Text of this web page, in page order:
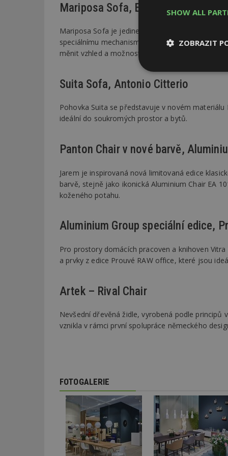
Mariposa Sofa, Edward Barber a
Mariposa Sofa je jedinečná kromě svého
speciálnímu mechanismu je tak možné
měnit vzhled a možnosti sezení.
Suita Sofa, Antonio Citterio
Pohovka Suita se představuje v novém
ideální do soukromých prostor a bytů.
Panton Chair v nové barvě,
Jarem je inspirovaná nová limitovaná edice
barvě, stejně jako ikonická Aluminium Chair EA
koženého potahu.
Aluminium Group speciální edice,
Pro prostory domácích pracoven a knihoven
a prvky z edice Prouvé RAW office, které jsou
Artek – Rival Chair
Nevšední dřevěná židle, vyrobená podle principů
vznikla v rámci první spolupráce německého
FOTOGALERIE
SHOW ALL
ZOBRAZIT
Nezbytně
nutné soubory
Nezbytně nutné
Nezbytně nutné
Webové stránky
_dc_gtm_UA-
_hjFirstSeen
__gfp_64b